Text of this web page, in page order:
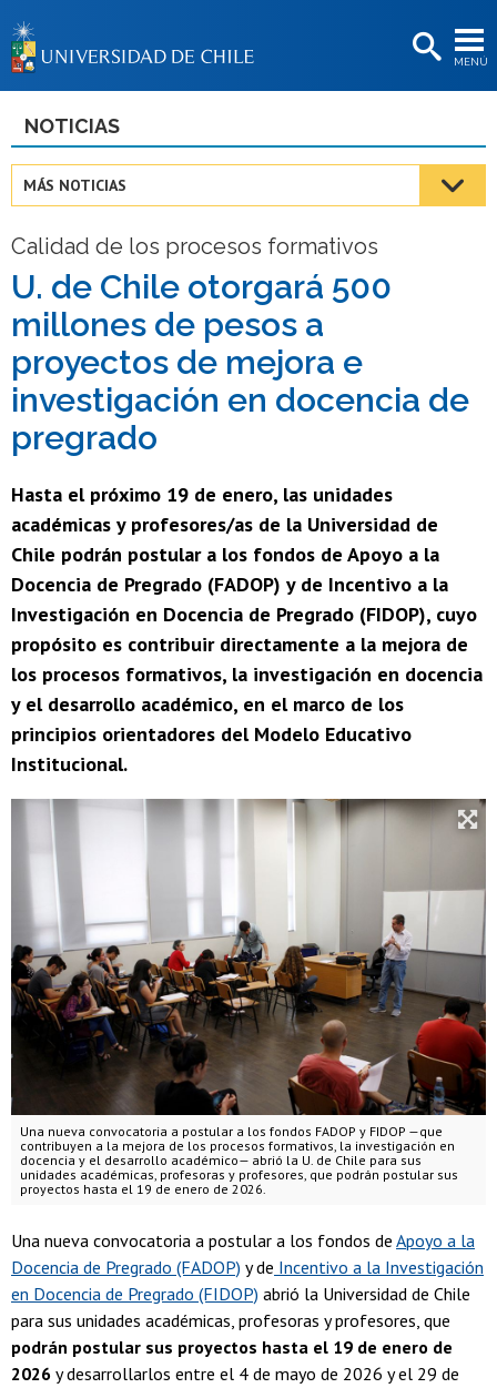
MENÚ
BIBLIOTECAS
Estudiantes
Académicas/os
Funcionarias/os
Egresadas/os
NOTICIAS
MÁS NOTICIAS
Calidad de los procesos formativos
U. de Chile otorgará 500
millones de pesos a
proyectos de mejora e
investigación en docencia de
pregrado
Hasta el próximo 19 de enero, las unidades
académicas y profesores/as de la Universidad de
Chile podrán postular a los fondos de Apoyo a la
Docencia de Pregrado (FADOP) y de Incentivo a la
Investigación en Docencia de Pregrado (FIDOP), cuyo
propósito es contribuir directamente a la mejora de
los procesos formativos, la investigación en docencia
y el desarrollo académico, en el marco de los
principios orientadores del Modelo Educativo
Institucional.
Una nueva convocatoria a postular a los fondos FADOP y FIDOP —que
contribuyen a la mejora de los procesos formativos, la investigación en
docencia y el desarrollo académico— abrió la U. de Chile para sus
unidades académicas, profesoras y profesores, que podrán postular sus
proyectos hasta el 19 de enero de 2026.
Una nueva convocatoria a postular a los fondos de Apoyo a la
Docencia de Pregrado (FADOP) y de Incentivo a la Investigación
en Docencia de Pregrado (FIDOP) abrió la Universidad de Chile
para sus unidades académicas, profesoras y profesores, que
podrán postular sus proyectos hasta el 19 de enero de
2026 y desarrollarlos entre el 4 de mayo de 2026 y el 29 de